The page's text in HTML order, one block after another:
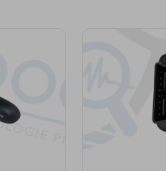
puoi ricevere avvisi
un familiare e garantirne
protezione da acqua e